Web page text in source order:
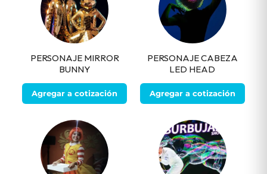
PERSONAJE MIRROR
BUNNY
Agregar a cotización
PERSONAJE CABEZA
LED HEAD
Agregar a cotización